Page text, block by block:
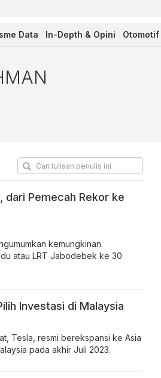
Data In-Depth & Opini Otomotif
dari Pemecah Rekor ke
kemungkinan
atau LRT Jabodebek ke 30
Investasi di Malaysia
Tesla, resmi berekspansi ke Asia
pada akhir Juli 2023.